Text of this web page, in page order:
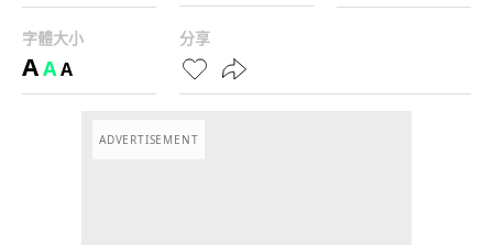
字體大小
AAA
分享
ADVERTISEMENT